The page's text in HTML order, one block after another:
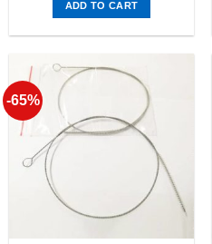
ADD TO CART
-65%